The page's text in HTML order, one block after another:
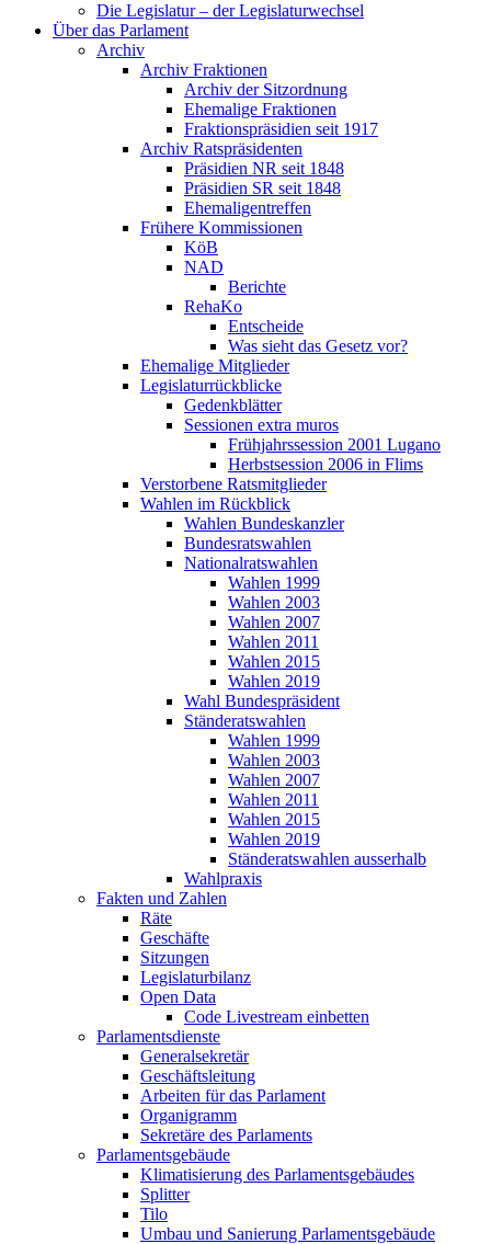
Die Legislatur – der Legislaturwechsel
Über das Parlament
Archiv
Archiv Fraktionen
Archiv der Sitzordnung
Ehemalige Fraktionen
Fraktionspräsidien seit 1917
Archiv Ratspräsidenten
Präsidien NR seit 1848
Präsidien SR seit 1848
Ehemaligentreffen
Frühere Kommissionen
KöB
NAD
Berichte
RehaKo
Entscheide
Was sieht das Gesetz vor?
Ehemalige Mitglieder
Legislaturrückblicke
Gedenkblätter
Sessionen extra muros
Frühjahrssession 2001 Lugano
Herbstsession 2006 in Flims
Verstorbene Ratsmitglieder
Wahlen im Rückblick
Wahlen Bundeskanzler
Bundesratswahlen
Nationalratswahlen
Wahlen 1999
Wahlen 2003
Wahlen 2007
Wahlen 2011
Wahlen 2015
Wahlen 2019
Wahl Bundespräsident
Ständeratswahlen
Wahlen 1999
Wahlen 2003
Wahlen 2007
Wahlen 2011
Wahlen 2015
Wahlen 2019
Ständeratswahlen ausserhalb
Wahlpraxis
Fakten und Zahlen
Räte
Geschäfte
Sitzungen
Legislaturbilanz
Open Data
Code Livestream einbetten
Parlamentsdienste
Generalsekretär
Geschäftsleitung
Arbeiten für das Parlament
Organigramm
Sekretäre des Parlaments
Parlamentsgebäude
Klimatisierung des Parlamentsgebäudes
Splitter
Tilo
Umbau und Sanierung Parlamentsgebäude